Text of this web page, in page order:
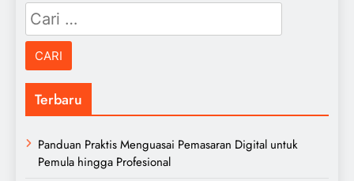
Cari
untuk:
Terbaru
Panduan Praktis Menguasai Pemasaran Digital untuk
Pemula hingga Profesional